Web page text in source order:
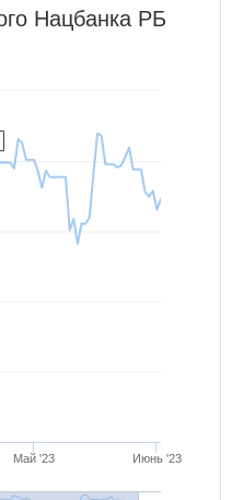
Нацбанка РБ
Май '23 Июнь '23